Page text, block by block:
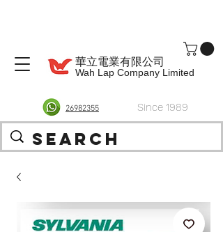
華立電業有限公司
Wah Lap Company Limited
Since 1989
26982355